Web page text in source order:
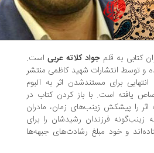
به قلمجواد کلاته عربیاست.
و توسط انتشارات شهید کاظمی منتشر
مستندشدن اثر به آلبوم
است. با باز کردن کتاب در
زینب‌های زمان، مادران
فرزندان رشیدشان را برای
خود مبلغ رشادت‌های جبهه‌ها